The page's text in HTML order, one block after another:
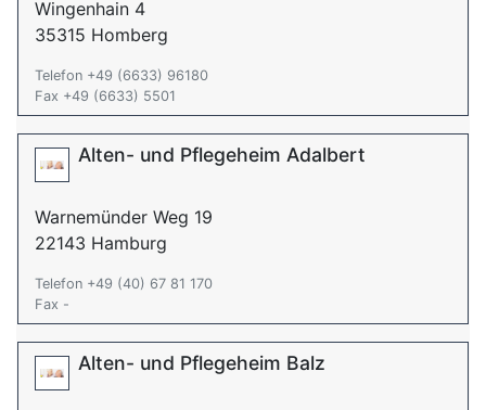
Wingenhain 4
35315 Homberg
Telefon +49 (6633) 96180
Fax +49 (6633) 5501
Alten- und Pflegeheim Adalbert
Warnemünder Weg 19
22143 Hamburg
Telefon +49 (40) 67 81 170
Fax -
Alten- und Pflegeheim Balz